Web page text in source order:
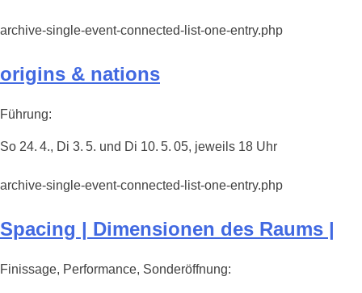
archive-single-event-connected-list-one-entry.php
origins & nations
Führung:
So 24. 4., Di 3. 5. und Di 10. 5. 05, jeweils 18 Uhr
archive-single-event-connected-list-one-entry.php
Spacing | Dimensionen des Raums |
Finissage, Performance, Sonderöffnung: